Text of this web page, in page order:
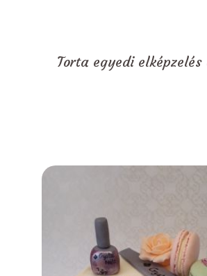
Torta egyedi